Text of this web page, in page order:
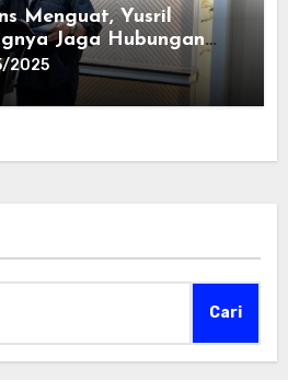
Menguat, Yusril
Jaga Hubungan
2025
Cari